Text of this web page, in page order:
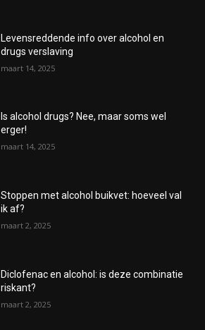
Levensreddende info over alcohol en
drugs verslaving
maart 14, 2025
Is alcohol drugs? Nee, maar soms wel
erger!
maart 14, 2025
Stoppen met alcohol buikvet: hoeveel val
ik af?
maart 2, 2025
Diclofenac en alcohol: is deze combinatie
riskant?
maart 2, 2025